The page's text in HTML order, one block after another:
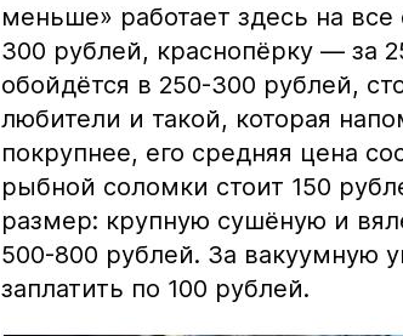
меньше» работает здесь на все
300 рублей, краснопёрку — за
обойдётся в 250-300 рублей,
любители и такой, которая
покрупнее, его средняя цена
рыбной соломки стоит 150
размер: крупную сушёную и
500-800 рублей. За вакуумную
заплатить по 100 рублей.